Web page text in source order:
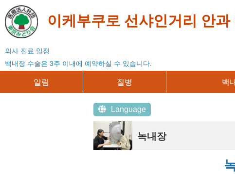
이케부쿠로 선샤인거리 안
의사 진료 일정
백내장 수술은 3주 이내에 예약하실 수 있습니다.
알림 질병 백
Language
녹내장